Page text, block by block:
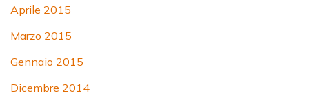
Aprile 2015
Marzo 2015
Gennaio 2015
Dicembre 2014